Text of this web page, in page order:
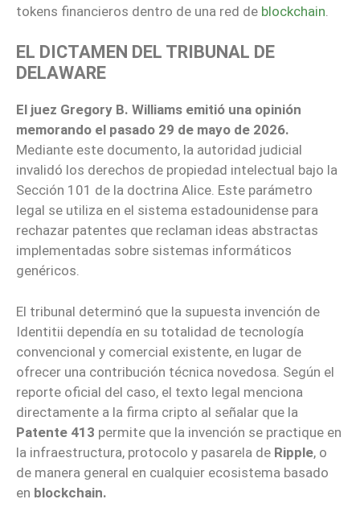
tokens financieros dentro de una red de blockchain
EL DICTAMEN DEL TRIBUNAL DE
DELAWARE
El juez Gregory B. Williams emitió una opinión
memorando el pasado 29 de mayo de 2026.
Mediante este documento, la autoridad judicial
invalidó los derechos de propiedad intelectual bajo la
Sección 101 de la doctrina Alice. Este parámetro
legal se utiliza en el sistema estadounidense para
rechazar patentes que reclaman ideas abstractas
implementadas sobre sistemas informáticos
genéricos.
El tribunal determinó que la supuesta invención de
Identitii dependía en su totalidad de tecnología
convencional y comercial existente, en lugar de
ofrecer una contribución técnica novedosa. Según el
reporte oficial del caso, el texto legal menciona
directamente a la firma cripto al señalar que la
Patente 413 permite que la invención se practique en
la infraestructura, protocolo y pasarela de Ripple, o
de manera general en cualquier ecosistema basado
en blockchain.